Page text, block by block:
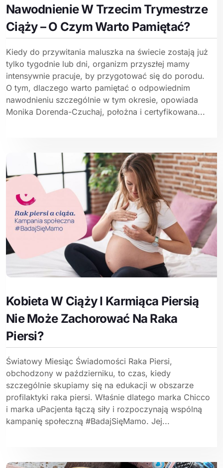
Nawodnienie W Trzecim Trymestrze
Ciąży – O Czym Warto Pamiętać?
Kiedy do przywitania maluszka na świecie zostają już
tylko tygodnie lub dni, organizm przyszłej mamy
intensywnie pracuje, by przygotować się do porodu.
O tym, dlaczego warto pamiętać o odpowiednim
nawodnieniu szczególnie w tym okresie, opowiada
Monika Dorenda-Czuchaj, położna i certyfikowana...
Kobieta W Ciąży I Karmiąca Piersią
Nie Może Zachorować Na Raka
Piersi?
Światowy Miesiąc Świadomości Raka Piersi,
obchodzony w październiku, to czas, kiedy
szczególnie skupiamy się na edukacji w obszarze
profilaktyki raka piersi. Właśnie dlatego marka Chicco
i marka uPacjenta łączą siły i rozpoczynają wspólną
kampanię społeczną #BadajSięMamo. Jej...